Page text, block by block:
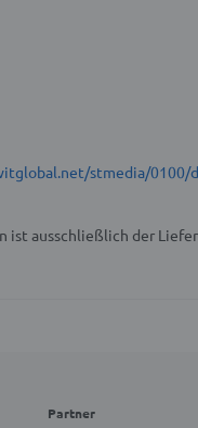
stmedia/0100/
ist ausschließlich der
Partner